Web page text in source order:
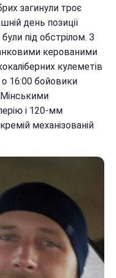
загинули троє
день позиції
під обстрілом. З
керованими
кулеметів
о 16:00 бойовики
і 120-мм
механізованій